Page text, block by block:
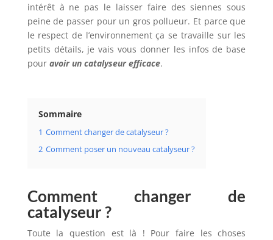
intérêt à ne pas le laisser faire des siennes sous
peine de passer pour un gros pollueur. Et parce que
le respect de l’environnement ça se travaille sur les
petits détails, je vais vous donner les infos de base
pour avoir un catalyseur efficace.
Sommaire
1 Comment changer de catalyseur ?
2 Comment poser un nouveau catalyseur ?
Comment changer de
catalyseur ?
Toute la question est là ! Pour faire les choses